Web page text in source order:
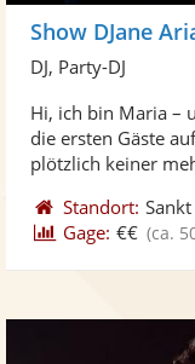
Show DJane
DJ, Party-DJ
Hi, ich bin Maria –
die ersten Gäste
plötzlich keiner
Standort:
Gage: €€ (ca.